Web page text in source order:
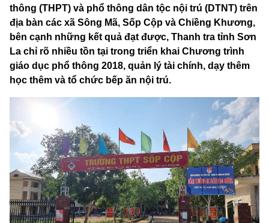
thông (THPT) và phổ thông dân tộc nội trú (DTNT) trên
địa bàn các xã Sông Mã, Sốp Cộp và Chiềng Khương,
bên cạnh những kết quả đạt được, Thanh tra tỉnh Sơn
La chỉ rõ nhiều tồn tại trong triển khai Chương trình
giáo dục phổ thông 2018, quản lý tài chính, dạy thêm
học thêm và tổ chức bếp ăn nội trú.